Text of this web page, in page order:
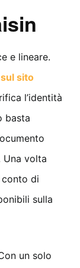
e lineare.
sito
l’identità
basta
Una volta
di
sulla
un solo